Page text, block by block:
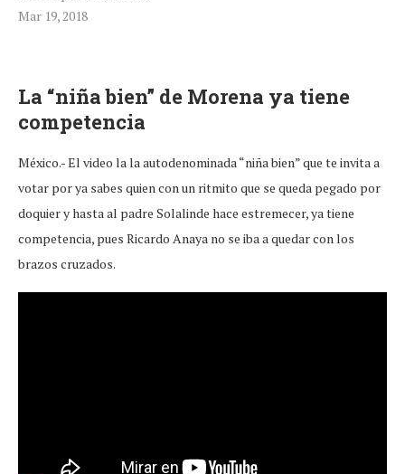
Mar 19, 2018
La “niña bien” de Morena ya tiene
competencia
México.- El video la la autodenominada “niña bien” que te invita a
votar por ya sabes quien con un ritmito que se queda pegado por
doquier y hasta al padre Solalinde hace estremecer, ya tiene
competencia, pues Ricardo Anaya no se iba a quedar con los
brazos cruzados.